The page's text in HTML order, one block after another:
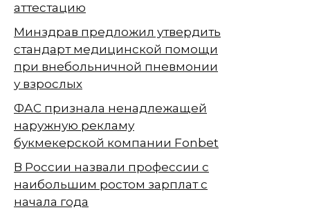
аттестацию
Минздрав предложил утвердить
стандарт медицинской помощи
при внебольничной пневмонии
у взрослых
ФАС признала ненадлежащей
наружную рекламу
букмекерской компании Fonbet
В России назвали профессии с
наибольшим ростом зарплат с
начала года